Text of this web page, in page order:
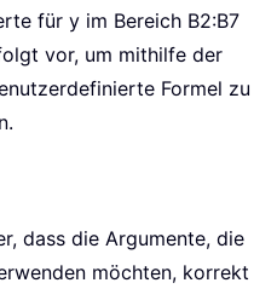
für y im Bereich B2:B7
vor, um mithilfe der
Formel zu
dass die Argumente, die
möchten, korrekt